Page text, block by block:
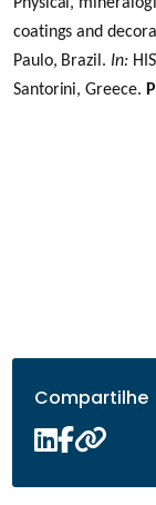
coatings and
Paulo, Brazil. In:
Santorini, Greece.
Compartilhe